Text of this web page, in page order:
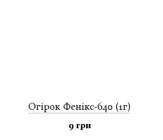
Огiрок Фенікс-640 (1г)
9 грн